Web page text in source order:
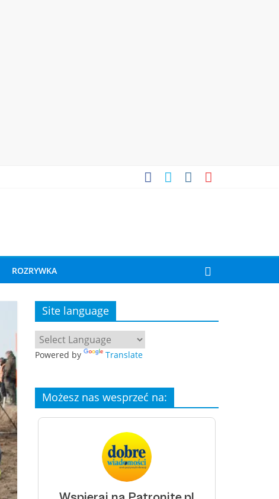
ROZRYWKA
Site language
Powered by Translate
Możesz nas wesprzeć na: